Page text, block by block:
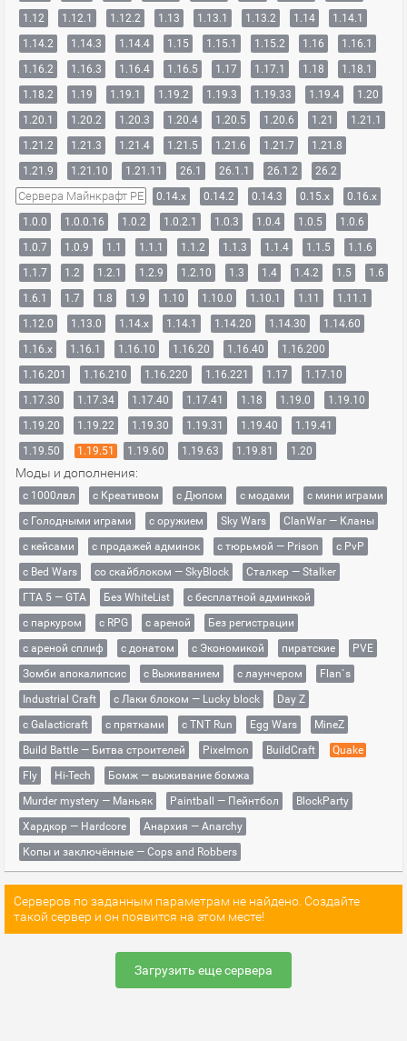
1.12
1.12.1 1.12.2 1.13 1.13.1 1.13.2 1.14
1.14.1
1.14.2
1.14.3 1.14.4 1.15 1.15.1 1.15.2 1.16
1.16.1
1.16.2
1.16.3 1.16.4 1.16.5 1.17 1.17.1 1.18
1.18.1
1.18.2
1.19 1.19.1 1.19.2 1.19.3 1.19.33 1.19.4
1.20
1.20.1
1.20.2 1.20.3 1.20.4 1.20.5 1.20.6 1.21
1.21.1
1.21.2
1.21.3 1.21.4 1.21.5 1.21.6 1.21.7
1.21.8
1.21.9
1.21.10 1.21.11 26.1 26.1.1 26.1.2 26.2
Сервера Майнкрафт PE 0.14.x 0.14.2 0.14.3 0.15.x
0.16.x
1.0.0
1.0.0.16 1.0.2 1.0.2.1 1.0.3 1.0.4 1.0.5
1.0.6
1.0.7
1.0.9 1.1 1.1.1 1.1.2 1.1.3 1.1.4 1.1.5
1.1.6
1.1.7
1.2 1.2.1 1.2.9 1.2.10 1.3 1.4 1.4.2 1.5
1.6
1.6.1
1.7 1.8 1.9 1.10 1.10.0 1.10.1 1.11
1.11.1
1.12.0
1.13.0 1.14.x 1.14.1 1.14.20 1.14.30
1.14.60
1.16.x
1.16.1 1.16.10 1.16.20 1.16.40
1.16.200
1.16.201
1.16.210 1.16.220 1.16.221 1.17
1.17.10
1.17.30
1.17.34 1.17.40 1.17.41 1.18 1.19.0
1.19.10
1.19.20
1.19.22 1.19.30 1.19.31 1.19.40
1.19.41
1.19.50
1.19.51 1.19.60 1.19.63 1.19.81 1.20
Моды и дополнения:
с 1000лвл c Креативом с Дюпом с модами
с мини играми
с Голодными играми
с оружием Sky Wars
ClanWar — Кланы
с кейсами
с продажей админок с тюрьмой — Prison
с PvP
с Bed Wars
со скайблоком — SkyBlock
Сталкер — Stalker
ГТА 5 — GTA
Без WhiteList
с бесплатной админкой
с паркуром
с RPG с ареной
Без регистрации
с ареной сплиф
с донатом с Экономикой пиратские
PVE
Зомби апокалипсис
с Выживанием с лаунчером
Flan`s
Industrial Craft
с Лаки блоком — Lucky block
Day Z
с Galacticraft
с прятками с TNT Run Egg Wars
MineZ
Build Battle — Битва строителей
Pixelmon BuildCraft
Quake
Fly
Hi-Tech
Бомж — выживание бомжа
Murder mystery — Маньяк
Paintball — Пейнтбол
BlockParty
Хардкор — Hardcore
Анархия — Anarchy
Копы и заключённые — Cops and Robbers
Серверов по заданным параметрам не найдено. Создайте
такой сервер и он появится на этом месте!
Загрузить еще сервера